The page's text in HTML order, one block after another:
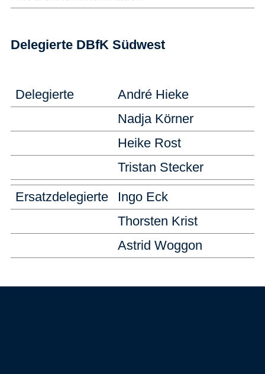
Delegierte DBfK Südwest
Delegierte
André Hieke
Nadja Körner
Heike Rost
Tristan Stecker
Ersatzdelegierte
Ingo Eck
Thorsten Krist
Astrid Woggon